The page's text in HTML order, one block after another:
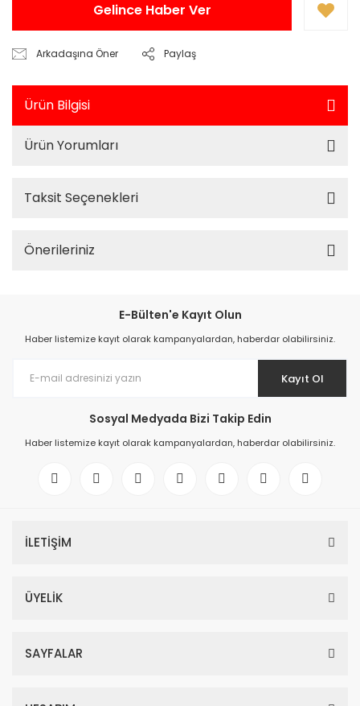
Gelince Haber Ver
Arkadaşına Öner Paylaş
Ürün Bilgisi
Ürün Yorumları
Taksit Seçenekleri
Önerileriniz
E-Bülten'e Kayıt Olun
Haber listemize kayıt olarak kampanyalardan, haberdar olabilirsiniz.
Kayıt Ol
Sosyal Medyada Bizi Takip Edin
Haber listemize kayıt olarak kampanyalardan, haberdar olabilirsiniz.
İLETİŞİM
ÜYELİK
SAYFALAR